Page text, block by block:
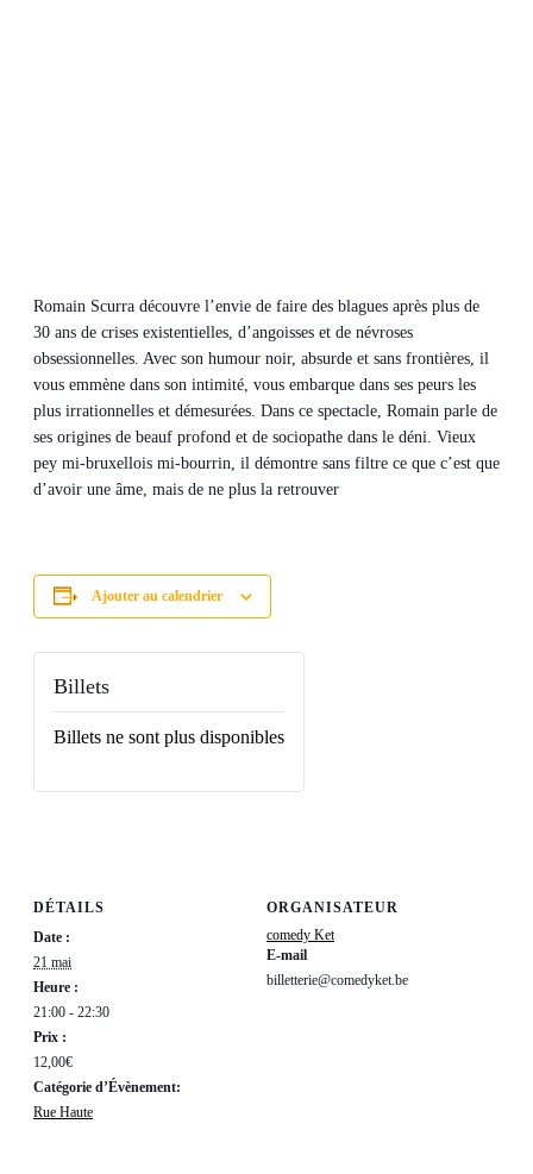
Romain Scurra découvre l’envie de faire des blagues après plus de
30 ans de crises existentielles, d’angoisses et de névroses
obsessionnelles. Avec son humour noir, absurde et sans frontières, il
vous emmène dans son intimité, vous embarque dans ses peurs les
plus irrationnelles et démesurées. Dans ce spectacle, Romain parle de
ses origines de beauf profond et de sociopathe dans le déni. Vieux
pey mi-bruxellois mi-bourrin, il démontre sans filtre ce que c’est que
d’avoir une âme, mais de ne plus la retrouver
Ajouter au calendrier
DÉTAILS
Date :
21 mai
Heure :
21:00 - 22:30
Prix :
12,00€
Catégorie d’Évènement:
Rue Haute
ORGANISATEUR
comedy Ket
E-mail
billetterie@comedyket.be
Billets
Billets ne sont plus disponibles